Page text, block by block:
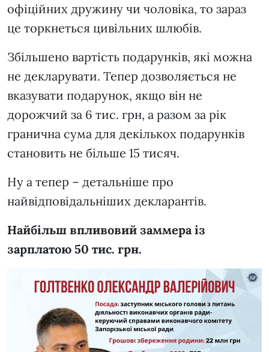
офіційних дружину чи чоловіка, то зараз
це торкнеться цивільних шлюбів.
Збільшено вартість подарунків, які можна
не декларувати. Тепер дозволяється не
вказувати подарунок, якщо він не
дорожчий за 6 тис. грн, а разом за рік
гранична сума для декількох подарунків
становить не більше 15 тисяч.
Ну а тепер – детальніше про
найвідповідальніших декларантів.
Найбільш впливовий заммера із
зарплатою 50 тис. грн.